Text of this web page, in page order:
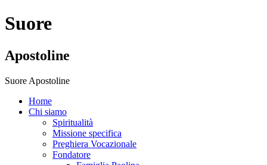
Suore
Apostoline
Suore Apostoline
Home
Chi siamo
Spiritualità
Missione specifica
Preghiera Vocazionale
Fondatore